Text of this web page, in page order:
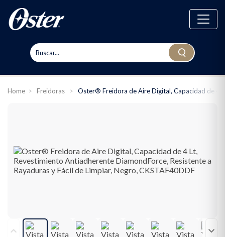
Home > Freidoras > Oster® Freidora de Aire Digital, Capacidad de 4